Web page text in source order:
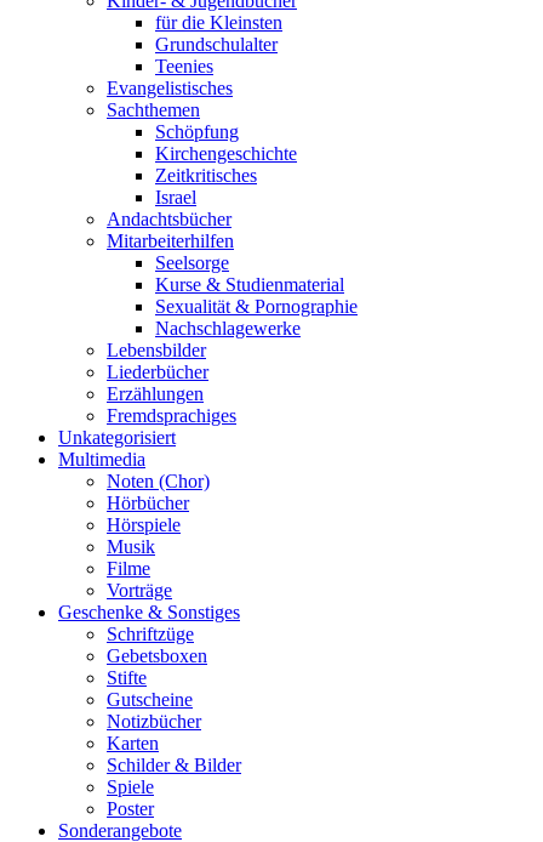
für die Kleinsten
Grundschulalter
Teenies
Evangelistisches
Sachthemen
Schöpfung
Kirchengeschichte
Zeitkritisches
Israel
Andachtsbücher
Mitarbeiterhilfen
Seelsorge
Kurse & Studienmaterial
Sexualität & Pornographie
Nachschlagewerke
Lebensbilder
Liederbücher
Erzählungen
Fremdsprachiges
Unkategorisiert
Multimedia
Noten (Chor)
Hörbücher
Hörspiele
Musik
Filme
Vorträge
Geschenke & Sonstiges
Schriftzüge
Gebetsboxen
Stifte
Gutscheine
Notizbücher
Karten
Schilder & Bilder
Spiele
Poster
Sonderangebote